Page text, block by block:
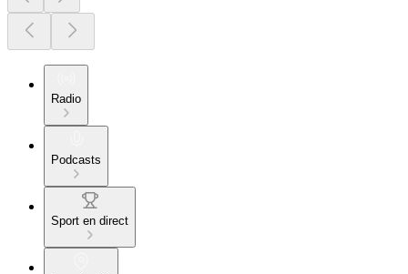
Radio
Podcasts
Sport en direct